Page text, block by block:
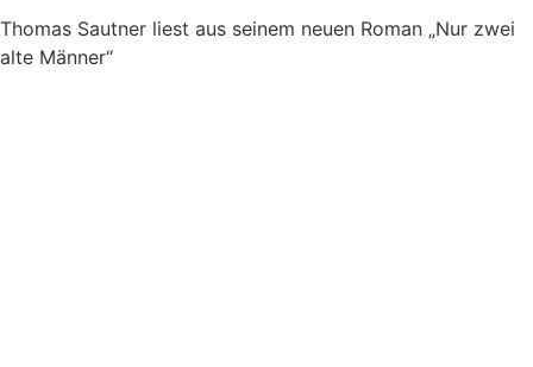
Thomas Sautner liest aus seinem neuen Roman „Nur zwei
alte Männer“